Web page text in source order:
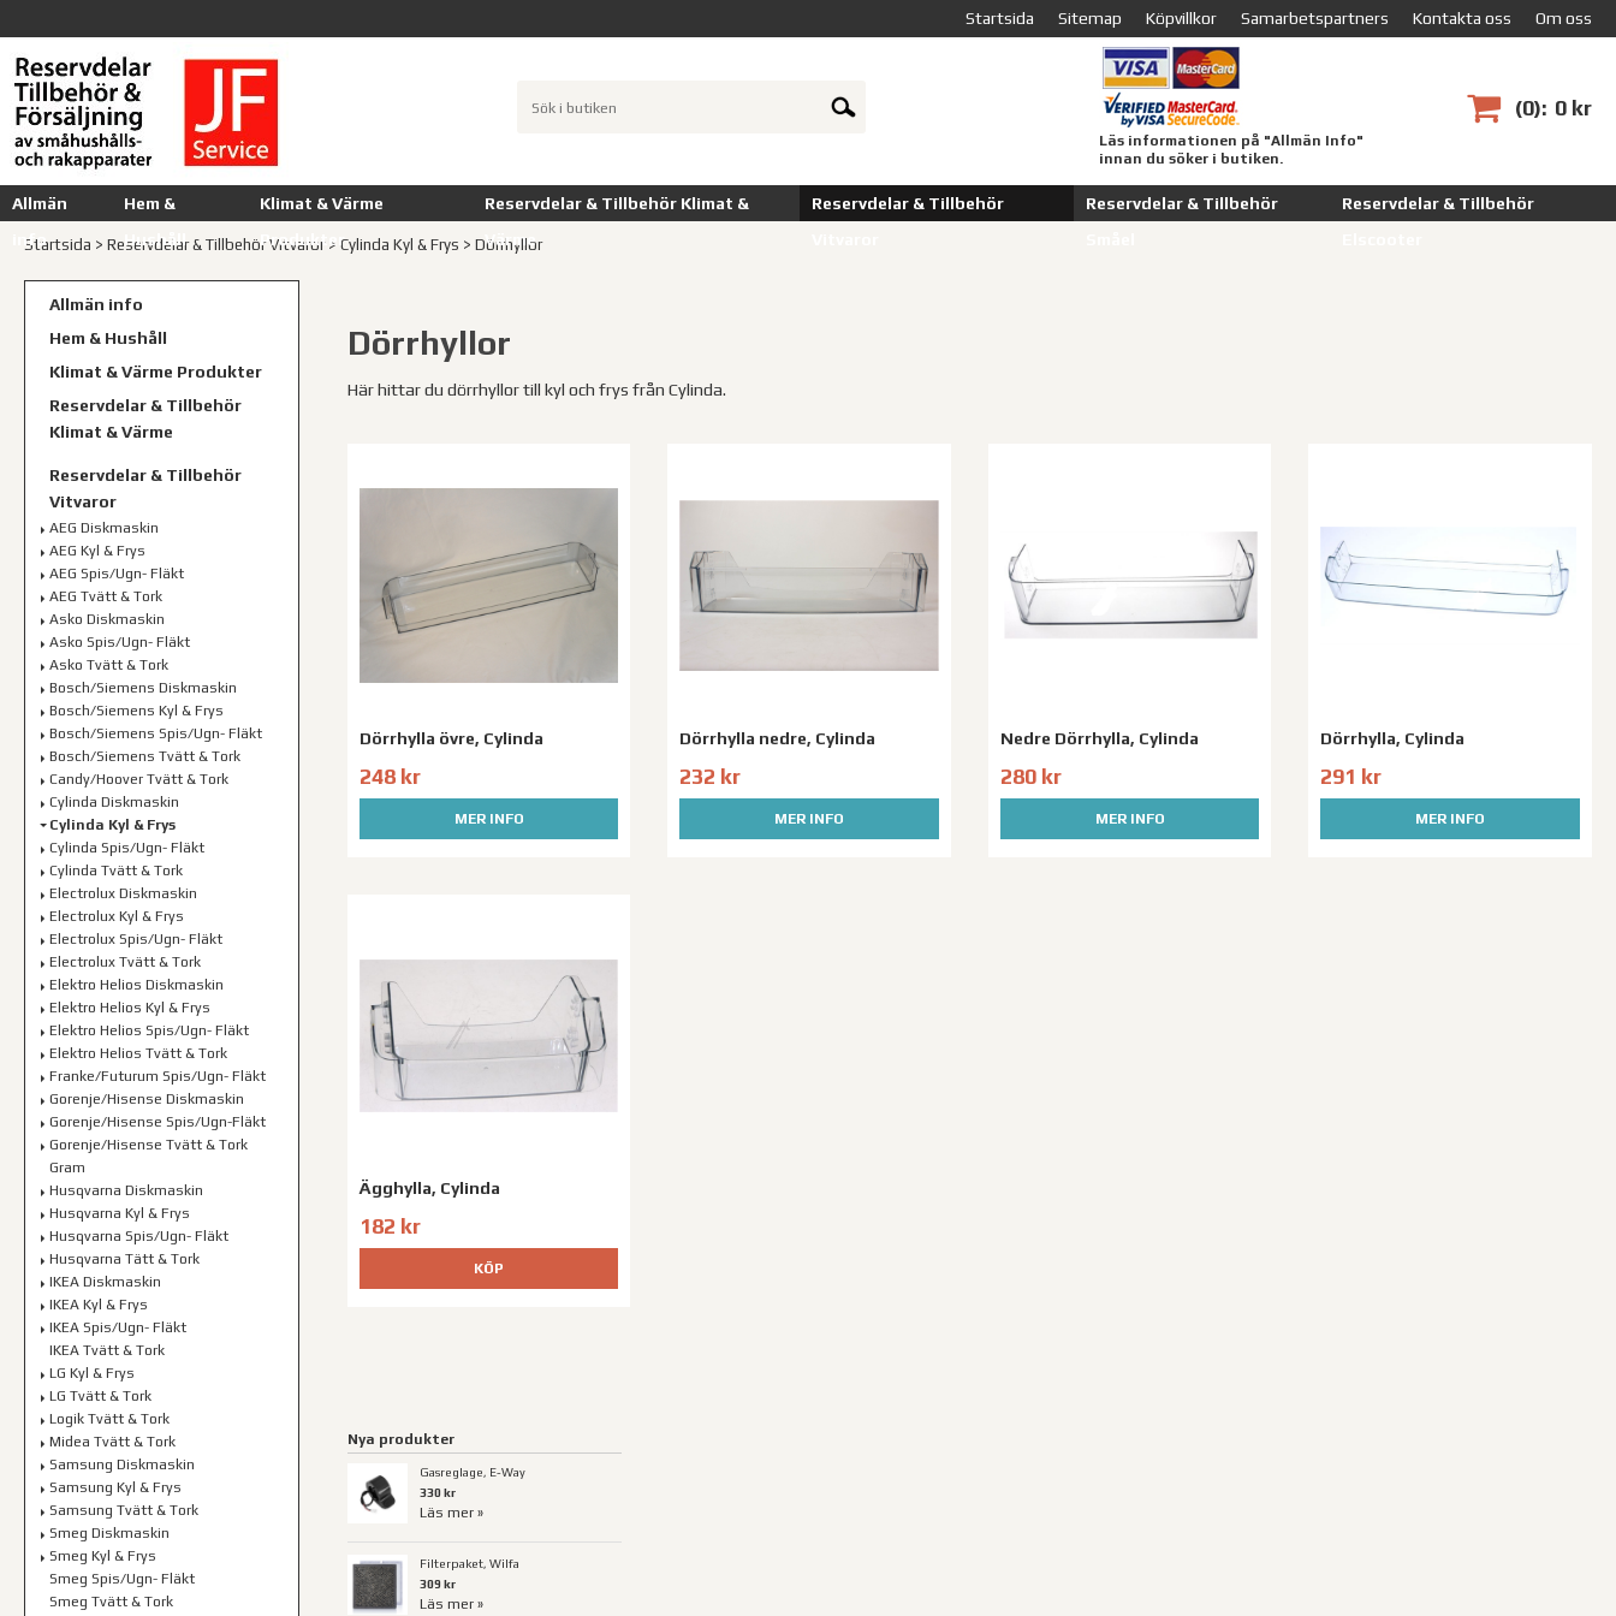
Startsida Sitemap Köpvillkor Samarbetspartners Kontakta oss Om oss
0 0 kr
Läs informationen på "Allmän Info"
innan du söker i butiken.
Allmän
info
Hem &
Hushåll
Klimat & Värme
Produkter
Reservdelar & Tillbehör Klimat &
Värme
Reservdelar & Tillbehör
Reservdelar & Tillbehör
Reservdelar & Tillbehör
Startsida > Reservdelar & Tillbehör Vitvaror> Cylinda Kyl & Frys > Dörrhyllor
Allmän info
Hem & Hushåll
Klimat & Värme Produkter
Reservdelar & Tillbehör
Klimat & Värme
Reservdelar & Tillbehör
Vitvaror
AEG Diskmaskin
AEG Kyl & Frys
AEG Spis/Ugn- Fläkt
AEG Tvätt & Tork
Asko Diskmaskin
Asko Spis/Ugn- Fläkt
Asko Tvätt & Tork
Bosch/Siemens Diskmaskin
Bosch/Siemens Kyl & Frys
Bosch/Siemens Spis/Ugn- Fläkt
Bosch/Siemens Tvätt & Tork
Candy/Hoover Tvätt & Tork
Cylinda Diskmaskin
Cylinda Kyl & Frys
Cylinda Spis/Ugn- Fläkt
Cylinda Tvätt & Tork
Electrolux Diskmaskin
Electrolux Kyl & Frys
Electrolux Spis/Ugn- Fläkt
Electrolux Tvätt & Tork
Elektro Helios Diskmaskin
Elektro Helios Kyl & Frys
Elektro Helios Spis/Ugn- Fläkt
Elektro Helios Tvätt & Tork
Franke/Futurum Spis/Ugn- Fläkt
Gorenje/Hisense Diskmaskin
Gorenje/Hisense Spis/Ugn-Fläkt
Gorenje/Hisense Tvätt & Tork
Gram
Husqvarna Diskmaskin
Husqvarna Kyl & Frys
Husqvarna Spis/Ugn- Fläkt
Husqvarna Tätt & Tork
IKEA Diskmaskin
IKEA Kyl & Frys
IKEA Spis/Ugn- Fläkt
IKEA Tvätt & Tork
LG Kyl & Frys
LG Tvätt & Tork
Logik Tvätt & Tork
Midea Tvätt & Tork
Samsung Diskmaskin
Samsung Kyl & Frys
Samsung Tvätt & Tork
Smeg Diskmaskin
Smeg Kyl & Frys
Smeg Spis/Ugn- Fläkt
Smeg Tvätt & Tork
Dörrhyllor
Här hittar du dörrhyllor till kyl och frys från Cylinda.
Dörrhylla övre, Cylinda
248 kr
MER INFO
Dörrhylla nedre, Cylinda
232 kr
MER INFO
Nedre Dörrhylla, Cylinda
280 kr
MER INFO
Dörrhylla, Cylinda
291 kr
MER INFO
Ägghylla, Cylinda
182 kr
KÖP
Nya produkter
Gasreglage, E-Way
330 kr
Läs mer »
Filterpaket, Wilfa
309 kr
Läs mer »